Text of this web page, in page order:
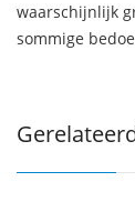
waarschijnlijk
sommige